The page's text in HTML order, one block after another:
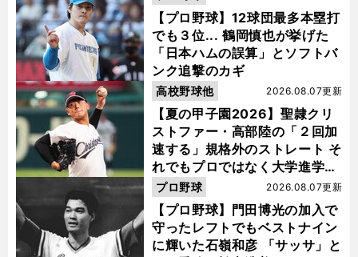
【プロ野球】12球団最多本塁打
でも３位... 鶴岡慎也が挙げた
「日本ハムの誤算」とソフトバ
ンク追撃のカギ
【夏の甲子園2026】聖隷クリ
ストファー・高部陸の「２回加
速する」規格外のストレート そ
れでもプロではなく大学進学を
選ぶ理由
2026.08.07更新
高校野球他
【プロ野球】門田博光の加入で
守ったレフトでもベストナイン
に輝いた石嶺和彦 「サッサ」と
2026.08.07更新
プロ野球